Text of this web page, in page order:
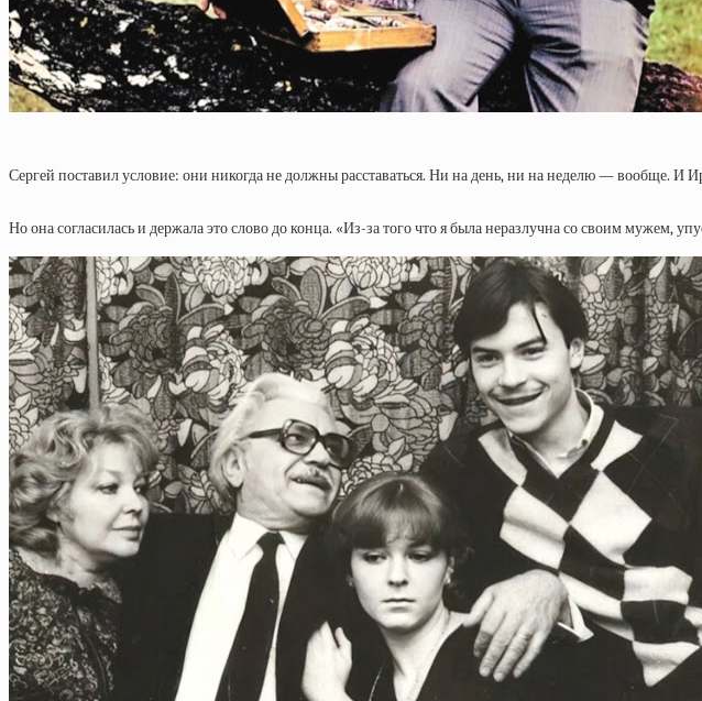
Сергей поставил условие: они никогда не должны расставаться. Ни на день, ни на неделю — вообще. И
Но она согласилась и держала это слово до конца. «Из-за того что я была неразлучна со своим мужем,